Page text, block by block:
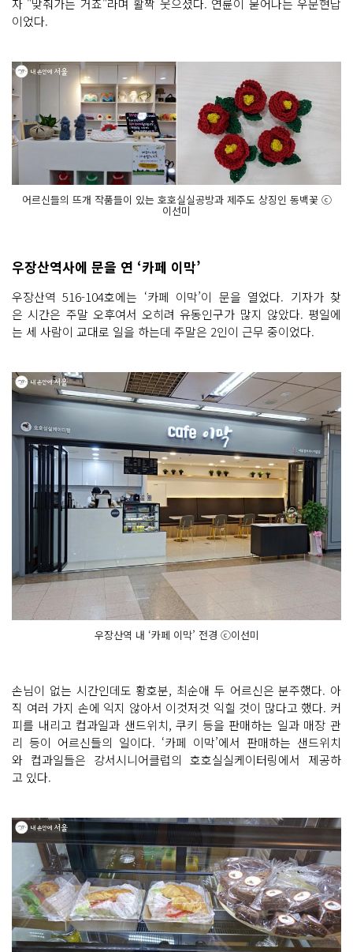
자 "맞춰가는 거죠"라며 활짝 웃으셨다. 연륜이 묻어나는 우문현답
이었다.
어르신들의 뜨개 작품들이 있는 호호실실공방과 제주도 상징인 동백꽃 ⓒ
이선미
우장산역사에 문을 연 ‘카페 이막’
우장산역 516-104호에는 ‘카페 이막’이 문을 열었다. 기자가 찾
은 시간은 주말 오후여서 오히려 유동인구가 많지 않았다. 평일에
는 세 사람이 교대로 일을 하는데 주말은 2인이 근무 중이었다.
우장산역 내 ‘카페 이막’ 전경 ⓒ이선미
손님이 없는 시간인데도 황호분, 최순애 두 어르신은 분주했다. 아
직 여러 가지 손에 익지 않아서 이것저것 익힐 것이 많다고 했다. 커
피를 내리고 컵과일과 샌드위치, 쿠키 등을 판매하는 일과 매장 관
리 등이 어르신들의 일이다. ‘카페 이막’에서 판매하는 샌드위치
와 컵과일들은 강서시니어클럽의 호호실실케이터링에서 제공하
고 있다.